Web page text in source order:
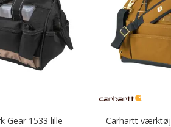
Gear 1533 lille
Carhartt